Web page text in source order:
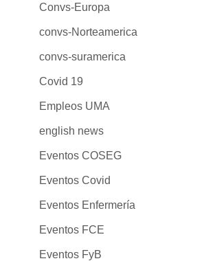
Convs-Europa
convs-Norteamerica
convs-suramerica
Covid 19
Empleos UMA
english news
Eventos COSEG
Eventos Covid
Eventos Enfermería
Eventos FCE
Eventos FyB